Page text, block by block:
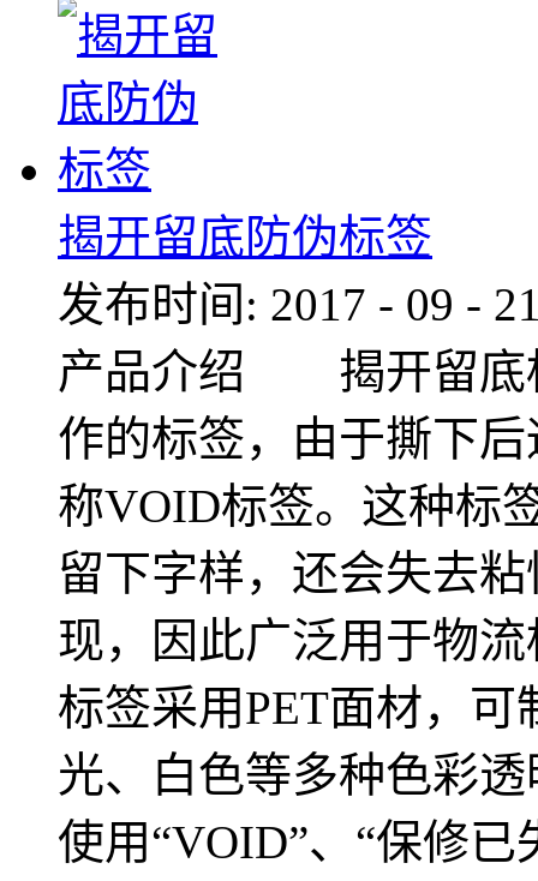
揭开留底防伪标签
发布时间: 2017 - 09 -
产品介绍 揭开留底
作的标签，由于撕下
称VOID标签。这种标
留下字样，还会失去
现，因此广泛用于物
标签采用PET面材，
光、白色等多种色彩
使用“VOID”、“保修